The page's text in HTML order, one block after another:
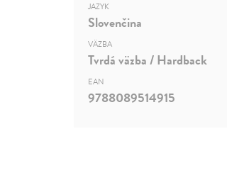
JAZYK
Slovenčina
VÄZBA
Tvrdá väzba / Hardback
EAN
9788089514915